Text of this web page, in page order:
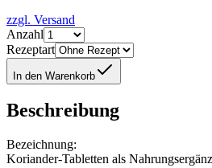
zzgl. Versand
Anzahl
Rezeptart
In den Warenkorb
Beschreibung
Bezeichnung:
Koriander-Tabletten als